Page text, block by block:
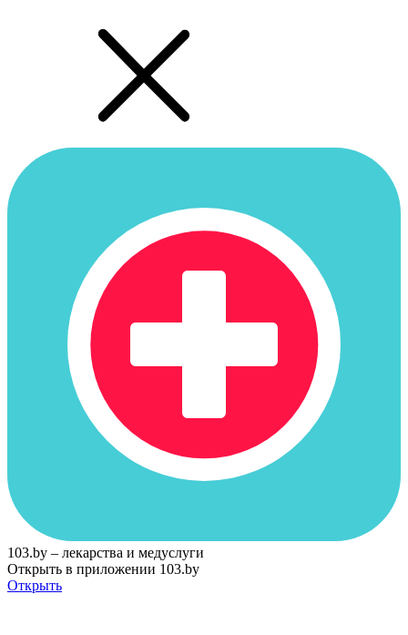
103.by – лекарства и медуслуги
Открыть в приложении 103.by
Открыть